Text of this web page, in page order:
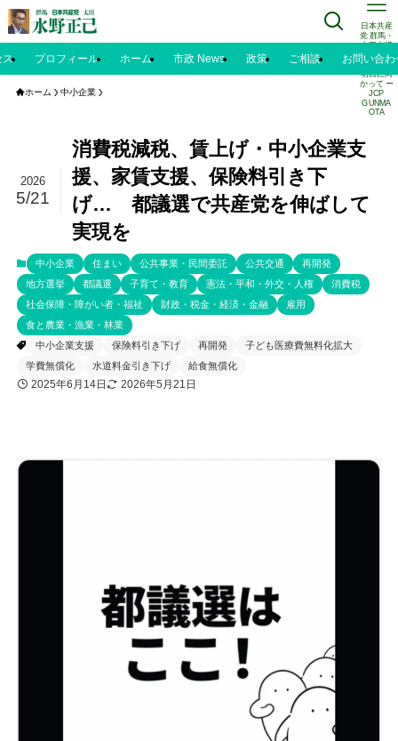
日本共産
党 群馬・
太田市議
水野正己
のブログ |
明日に向
かって ー
JCP
GUNMA
OTA
ス プロフィール ホーム 市政 News 政策 ご相談 お問い合わ
ホーム 中小企業
消費税減税、賃上げ・中小企業支
援、家賃支援、保険料引き下
げ… 都議選で共産党を伸ばして
実現を
2026
5/21
中小企業 住まい 公共事業・民間委託 公共交通
再開発
地方選挙
都議選 子育て・教育 憲法・平和・外交・人権
消費税
社会保障・障がい者・福祉
財政・税金・経済・金融
雇用
食と農業・漁業・林業
中小企業支援
保険料引き下げ 再開発
子ども医療費無料化拡大
学費無償化
水道料金引き下げ 給食無償化
2025年6月14日 2026年5月21日